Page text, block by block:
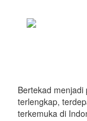
Bertekad
terlengkap,
terkemuka di